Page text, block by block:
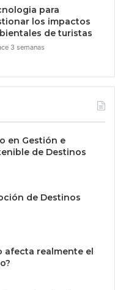
para
los impactos
de turistas
3 semanas
en Gestión e
de Destinos
de Destinos
afecta realmente el